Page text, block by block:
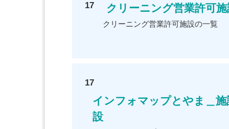
17 クリーニング営業許可施
クリーニング営業許可施設の一覧
17
インフォマップとやま＿
設